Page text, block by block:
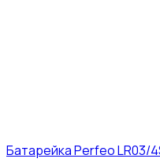
Батарейка Perfeo LR03/